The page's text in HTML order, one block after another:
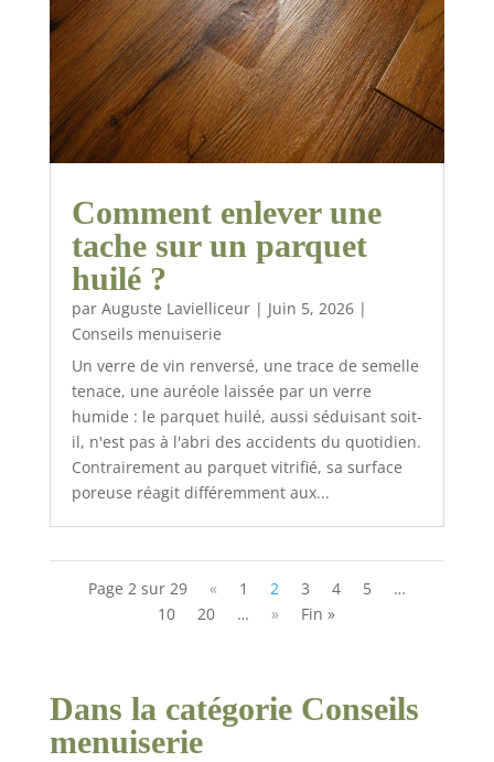
Comment enlever une
tache sur un parquet
huilé ?
par Auguste Lavielliceur| Juin 5, 2026|
Conseils menuiserie
Un verre de vin renversé, une trace de semelle
tenace, une auréole laissée par un verre
humide : le parquet huilé, aussi séduisant soit-
il, n'est pas à l'abri des accidents du quotidien.
Contrairement au parquet vitrifié, sa surface
poreuse réagit différemment aux...
Page 2 sur 29 « 1 2 3 4 5
…
10
20 … » Fin »
Dans la catégorie Conseils
menuiserie